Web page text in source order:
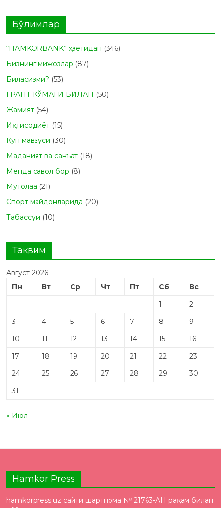
Бўлимлар
“HAMKORBANK” ҳаётидан (346)
Бизнинг мижозлар (87)
Биласизми? (53)
ГРАНТ КЎМАГИ БИЛАН (50)
Жамият (54)
Иқтисодиёт (15)
Кун мавзуси (30)
Маданият ва санъат (18)
Менда савол бор (8)
Мутолаа (21)
Спорт майдонларида (20)
Табасcум (10)
Тақвим
Август 2026
Пн
Вт Ср Чт Пт Сб
Вс
1
2
3
4 5 6 7 8
9
10
11 12 13 14 15
16
17
18 19 20 21 22
23
24
25 26 27 28 29
30
31
« Июл
Hamkor Press
hamkorpress.uz сайти шартнома № 21763-AH рақам билан